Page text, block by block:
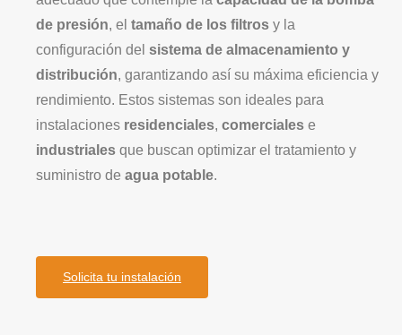
de presión, el tamaño de los filtros y la
configuración del sistema de almacenamiento y
distribución, garantizando así su máxima eficiencia y
rendimiento. Estos sistemas son ideales para
instalaciones residenciales, comerciales e
industriales que buscan optimizar el tratamiento y
suministro de agua potable.
Solicita tu instalación